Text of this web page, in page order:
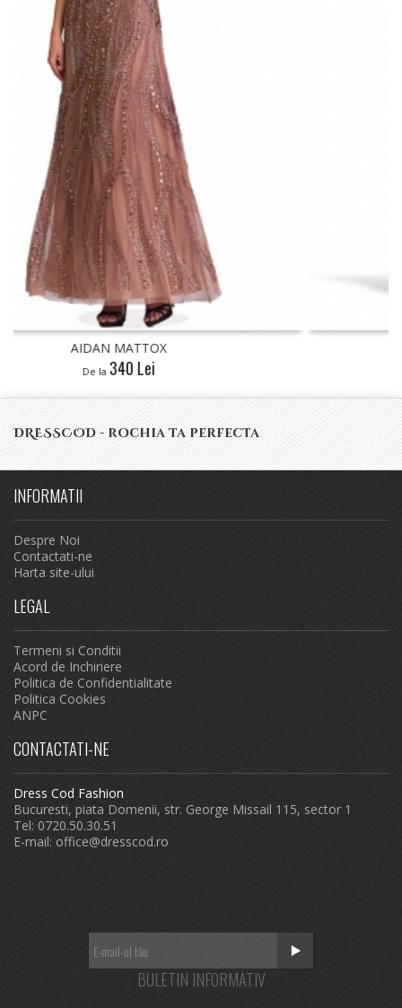
DRESSCOD - rochia ta perfecta
INFORMATII
Despre Noi
Contactati-ne
Harta site-ului
LEGAL
Termeni si Conditii
Acord de Inchiriere
Politica de Confidentialitate
Politica Cookies
ANPC
CONTACTATI-NE
Dress Cod Fashion
Bucuresti, piata Domenii, str. George Missail 115, sector 1
Tel: 0720.50.30.51
E-mail: office@dresscod.ro
BULETIN INFORMATIV